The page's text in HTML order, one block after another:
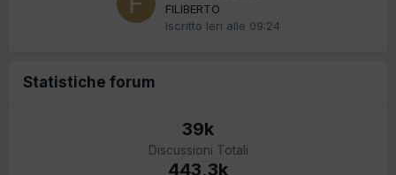
FILIBERTO
Iscritto Ieri alle 09:24
Statistiche forum
39k
Discussioni Totali
443,3k